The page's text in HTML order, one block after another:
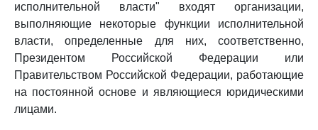
исполнительной власти" входят организации,
выполняющие некоторые функции исполнительной
власти, определенные для них, соответственно,
Президентом Российской Федерации или
Правительством Российской Федерации, работающие
на постоянной основе и являющиеся юридическими
лицами.